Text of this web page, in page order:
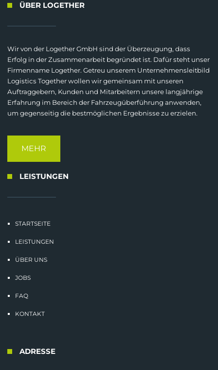
ÜBER LOGETHER
Wir von der Logether GmbH sind der Überzeugung, dass
Erfolg in der Zusammenarbeit begründet ist. Dafür steht unser
Firmenname Logether. Getreu unserem Unternehmensleitbild
Logistics Together wollen wir gemeinsam mit unseren
Auftraggebern, Kunden und Mitarbeitern unsere langjährige
Erfahrung im Bereich der Fahrzeugüberführung anwenden,
um gegenseitig die bestmöglichen Ergebnisse zu erzielen.
MEHR
LEISTUNGEN
STARTSEITE
LEISTUNGEN
ÜBER UNS
JOBS
FAQ
KONTAKT
ADRESSE